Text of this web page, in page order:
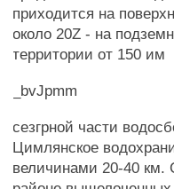
приходится на
около 20Z - на
территории от 150 им
_bvJpmm
сезгрной части
Цимлянское
величинами 20-40 км.